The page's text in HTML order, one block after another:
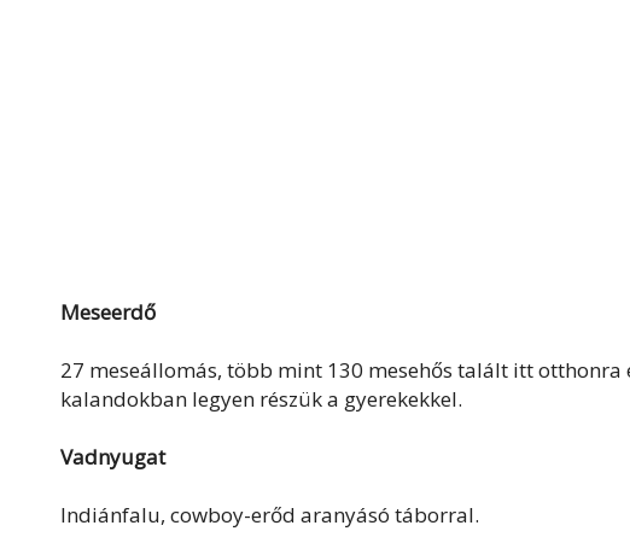
Meseerdő
27 meseállomás, több mint 130 mesehős talált itt
kalandokban legyen részük a gyerekekkel.
Vadnyugat
Indiánfalu, cowboy-erőd aranyásó táborral.